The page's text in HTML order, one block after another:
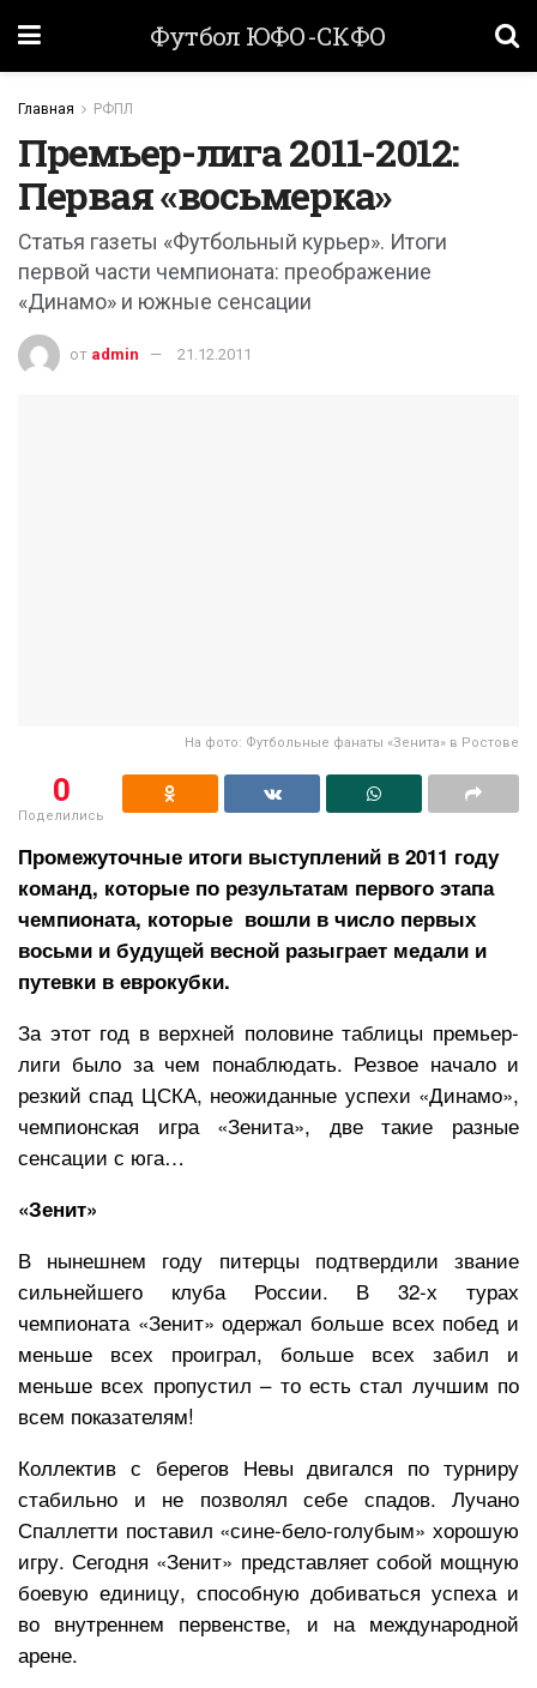
Футбол ЮФО-СКФО
Главная РФПЛ
Премьер-лига 2011-2012:
Первая «восьмерка»
Статья газеты «Футбольный курьер». Итоги
первой части чемпионата: преображение
«Динамо» и южные сенсации
от admin 21.12.2011
На фото: Футбольные фанаты «Зенита» в Ростове
0
Поделились
Промежуточные итоги выступлений в 2011 году
команд, которые по результатам первого этапа
чемпионата, которые вошли в число первых
восьми и будущей весной разыграет медали и
путевки в еврокубки.
За этот год в верхней половине таблицы премьер-
лиги было за чем понаблюдать. Резвое начало и
резкий спад ЦСКА, неожиданные успехи «Динамо»,
чемпионская игра «Зенита», две такие разные
сенсации с юга…
«Зенит»
В нынешнем году питерцы подтвердили звание
сильнейшего клуба России. В 32-х турах
чемпионата «Зенит» одержал больше всех побед и
меньше всех проиграл, больше всех забил и
меньше всех пропустил – то есть стал лучшим по
всем показателям!
Коллектив с берегов Невы двигался по турниру
стабильно и не позволял себе спадов. Лучано
Спаллетти поставил «сине-бело-голубым» хорошую
игру. Сегодня «Зенит» представляет собой мощную
боевую единицу, способную добиваться успеха и
во внутреннем первенстве, и на международной
арене.